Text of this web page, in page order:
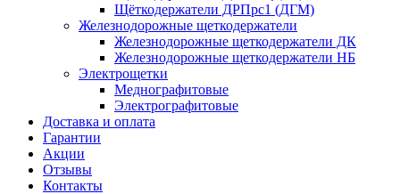
Щёткодержатели ДРПрс1 (ДГМ)
Железнодорожные щеткодержатели
Железнодорожные щеткодержатели ДК
Железнодорожные щеткодержатели НБ
Электрощетки
Меднографитовые
Электрографитовые
Доставка и оплата
Гарантии
Акции
Отзывы
Контакты